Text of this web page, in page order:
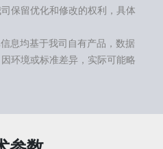
保留优化和修改的权利，具体
息均基于我司自有产品，数据
环境或标准差异，实际可能略